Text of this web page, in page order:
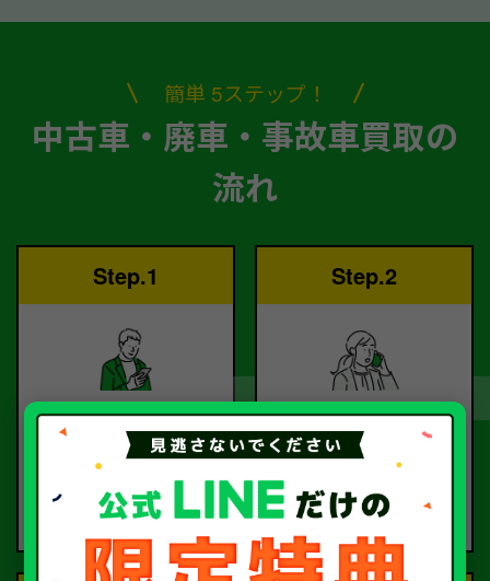
簡単 5ステップ！
中古車・廃車・事故車買取の
流れ
Step.1
ご依頼
お電話または査定フォー
ムより
ご依頼ください。
Step.2
査定
査定のプロが
お電話で回答いたしま
す。